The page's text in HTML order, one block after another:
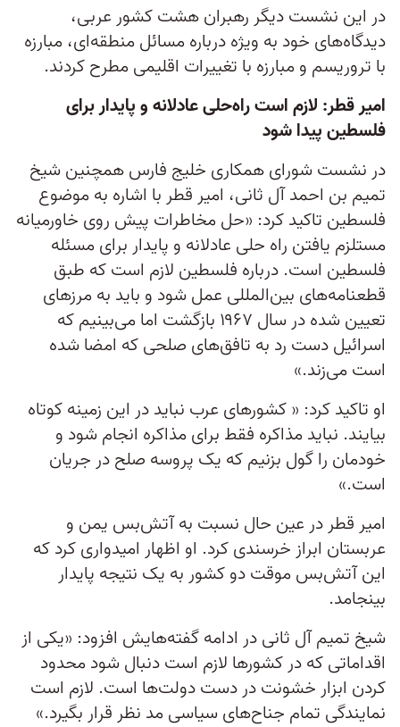
در این نشست دیگر رهبران هشت کشور عربی،
دیدگاه‌های خود به ویژه درباره مسائل منطقه‌ای، مبارزه
با تروریسم و مبارزه با تغییرات اقلیمی مطرح کردند.
امیر قطر: لازم است راه‌حلی عادلانه و پایدار برای
فلسطین پیدا شود
در نشست شورای همکاری خلیج فارس همچنین شیخ
تمیم بن احمد آل ثانی، امیر قطر با اشاره به موضوع
فلسطین تاکید کرد: «حل مخاطرات پیش روی خاورمیانه
مستلزم یافتن راه حلی عادلانه و پایدار برای مسئله
فلسطین است. درباره فلسطین لازم است که طبق
قطعنامه‌های بین‌المللی عمل شود و باید به مرزهای
تعیین شده در سال ۱۹۶۷ بازگشت اما می‌بینیم که
اسرائیل دست رد به تافق‌های صلحی که امضا شده
است می‌زند.»
او تاکید کرد: « کشورهای عرب نباید در این زمینه کوتاه
بیایند. نباید مذاکره فقط برای مذاکره انجام شود و
خودمان را گول بزنیم که یک پروسه صلح در جریان
است.»
امیر قطر در عین حال نسبت به آتش‌بس یمن و
عربستان ابراز خرسندی کرد. او اظهار امیدواری کرد که
این آتش‌بس موقت دو کشور به یک نتیجه پایدار
بینجامد.
شیخ تمیم آل ثانی در ادامه گفته‌هایش افزود: «یکی از
اقداماتی که در کشورها لازم است دنبال شود محدود
کردن ابزار خشونت در دست دولت‌ها است. لازم است
نمایندگی تمام جناح‌های سیاسی مد نظر قرار بگیرد.»